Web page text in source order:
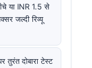
या INR 1.5 से
जल्दी रिव्यू
दोबारा टेस्ट